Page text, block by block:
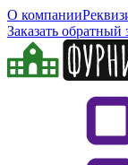
О компании
Заказать обратный